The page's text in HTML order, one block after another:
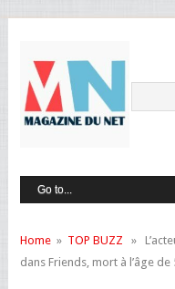
Home» TOP BUZZ »
dans Friends, mort à l’âge de